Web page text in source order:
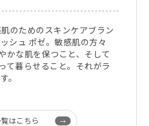
のためのスキンケアブラン
シュ ポゼ。敏感肌の方々
かな肌を保つこと、そして
て暮らせること。それがラ
。
はこちら